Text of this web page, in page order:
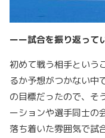
ーー試合を振り返って
初めて戦う相手という
るか予想がつかない中
の目標だったので、そ
ーションや選手同士の
落ち着いた雰囲気で試